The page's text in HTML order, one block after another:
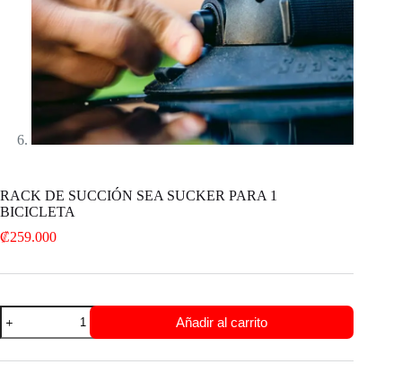
RACK DE SUCCIÓN SEA SUCKER PARA 1
BICICLETA
₡259.000
RACK
DE
SUCCIÓN
SEA
Añadir al carrito